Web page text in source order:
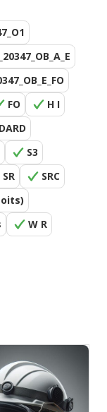
FO
H I
S3
SR
SRC
W R